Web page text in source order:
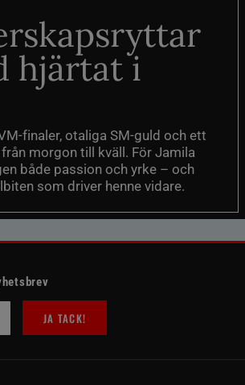
hjärtat i
finaler, otaliga SM-guld och ett
från morgon till kväll. För Jamila
både passion och yrke – och
som driver henne vidare.
JA TACK!